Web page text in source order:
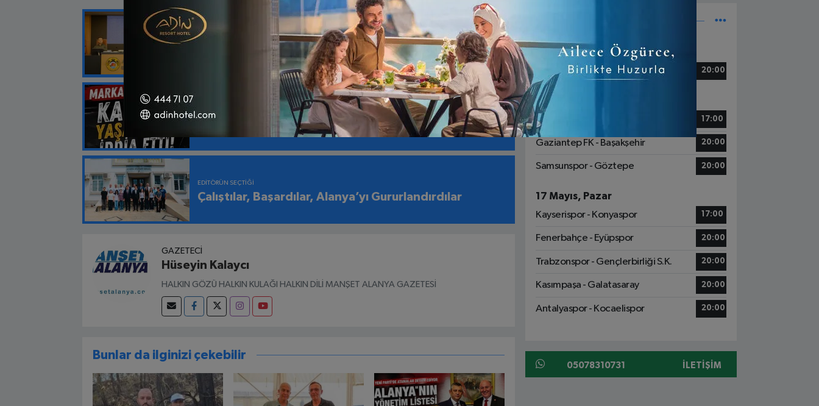
EDITÖRÜN SEÇTIĞI
“Bu Deniz Hepimizin” Alanya’dan Akdeniz’i Kurtarma
“Markaya Güvendi, Kabusu Yaşadığını İddia Etti”
EDITÖRÜN SEÇTIĞI
Çalıştılar, Başardılar, Alanya’yı Gururlandırdılar
GAZETECI
Hüseyin Kalaycı
HALKIN GÖZÜ HALKIN KULAĞI HALKIN DİLİ MANŞET ALANYA GAZETESİ
Bunlar da ilginizi çekebilir
15 Mayıs, Cuma
Rizespor - Beşiktaş
20:00
16 Mayıs, Cumartesi
Fatih Karagümrük - Alanyaspor
17:00
Gaziantep FK - Başakşehir 20:00
Samsunspor - Göztepe 20:00
17 Mayıs, Pazar
Kayserispor - Konyaspor
17:00
Fenerbahçe - Eyüpspor 20:00
Trabzonspor - Gençlerbirliği S.K. 20:00
Kasımpaşa - Galatasaray 20:00
Antalyaspor - Kocaelispor 20:00
05078310731 İLETIŞIM